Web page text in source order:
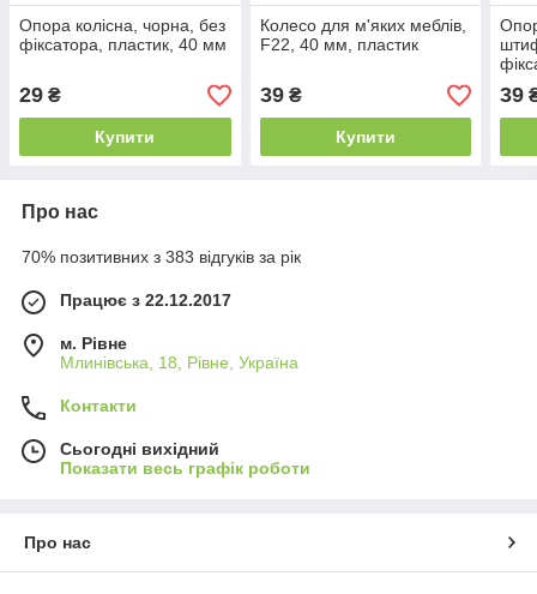
Опора колісна, чорна, без
фіксатора, пластик, 40 мм
29 ₴
Купити
Колесо для м'яких меблів,
F22, 40 мм, пластик
39₴
Купити
39
Про нас
70% позитивних з 383 відгуків за рік
Працює з 22.12.2017
м. Рівне
Млинівська, 18, Рівне, Україна
Контакти
Сьогодні вихідний
Показати весь графік роботи
Про нас